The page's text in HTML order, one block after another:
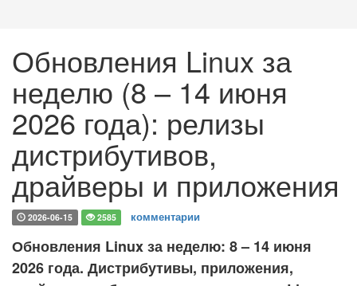
Обновления Linux за
неделю (8 – 14 июня
2026 года): релизы
дистрибутивов,
драйверы и приложения
2026-06-15 2585 комментарии
Обновления Linux за неделю: 8 – 14 июня
2026 года. Дистрибутивы, приложения,